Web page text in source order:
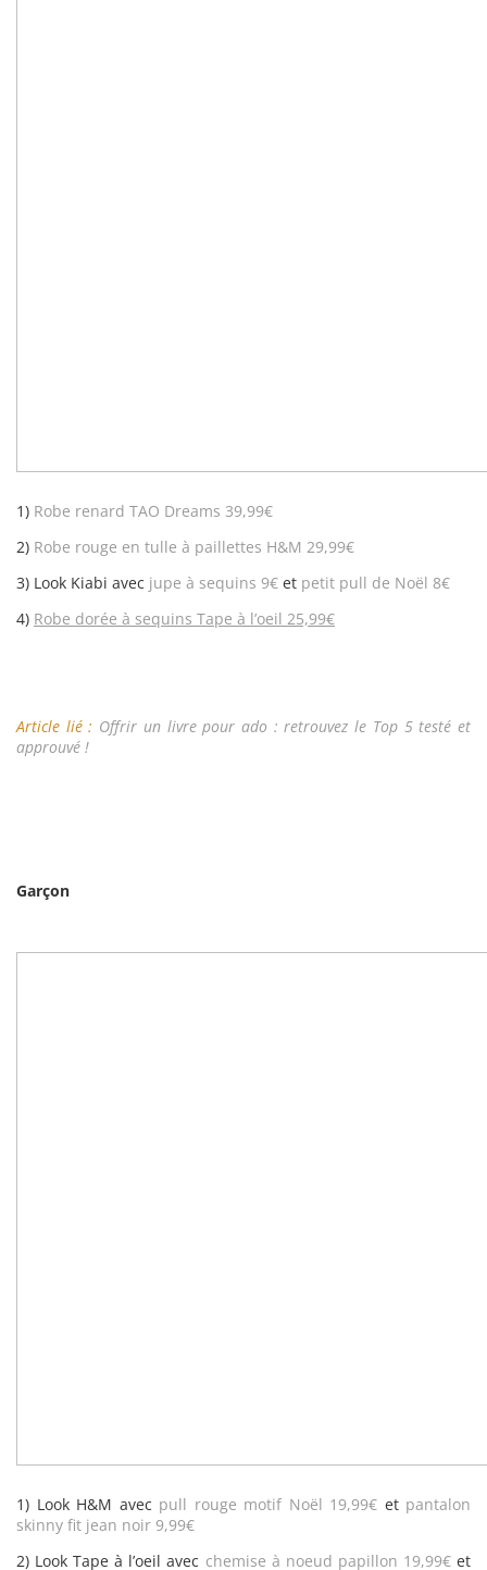
1) Robe renard TAO Dreams 39,99€
2) Robe rouge en tulle à paillettes H&M 29,99€
3) Look Kiabi avec jupe à sequins 9€ et petit pull de Noël 8€
4) Robe dorée à sequins Tape à l’oeil 25,99€
Article lié : Offrir un livre pour ado : retrouvez le Top 5 testé et
approuvé !
Garçon
1) Look H&M avec pull rouge motif Noël 19,99€ et pantalon
skinny fit jean noir 9,99€
2) Look Tape à l’oeil avec chemise à noeud papillon 19,99€et